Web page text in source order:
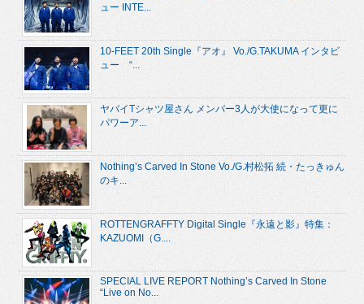
ュー INTE...
10-FEET 20th Single『アオ』 Vo./G.TAKUMA インタビ
ュー “...
ヤバイTシャツ屋さん メンバー3人が大使になって更に
パワーア...
Nothing’s Carved In Stone Vo./G.村松拓 続・たっきゅん
のキ...
ROTTENGRAFFTY Digital Single『永遠と影』特集：
KAZUOMI（G....
SPECIAL LIVE REPORT Nothing’s Carved In Stone
“Live on No...